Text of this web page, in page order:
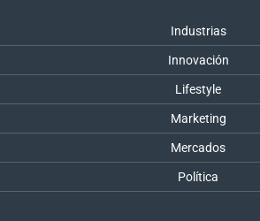
Industrias
Innovación
Lifestyle
Marketing
Mercados
Política